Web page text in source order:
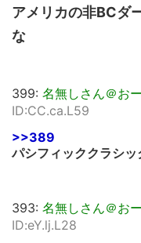
アメリカの非BCダ
な
399: 名無しさん＠お
ID:CC.ca.L59
>>389
パシフィッククラシ
393: 名無しさん＠お
ID:eY.lj.L28